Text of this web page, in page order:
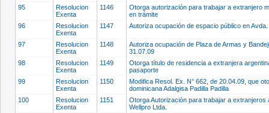
95
Resolucion
Exenta
1146
Otorga autorización para trabajar a extranjero
en trámite
96
Resolucion
Exenta
1147 Autoriza ocupación de espacio público en
97
Resolucion
Exenta
1148
Autoriza ocupación de Plaza de Armas y
31.07.09
98
Resolucion
Exenta
1149
Otorga título de residencia a extranjera
pasaporte
99
Resolucion
Exenta
1150
Modifica Resol. Ex. N° 662, de 20.04.09, que
dominicana Adalgisa Padilla Padilla
100
Resolucion
Exenta
1151
Otorga Autorización para trabajar a
Wellpro Ltda.